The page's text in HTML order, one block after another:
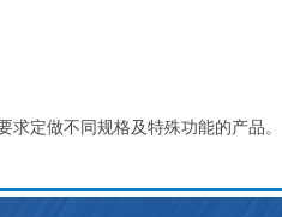
求定做不同规格及特殊功能的产品。